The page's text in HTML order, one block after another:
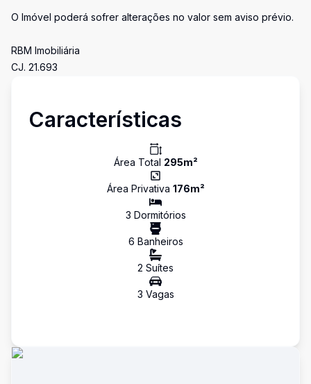
O Imóvel poderá sofrer alterações no valor sem aviso prévio.
RBM Imobiliária
CJ. 21.693
Características
Área Total 295m²
Área Privativa 176m²
3 Dormitórios
6 Banheiros
2 Suítes
3 Vagas